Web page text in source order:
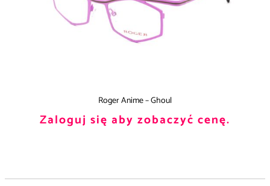
Roger Anime – Ghoul
Zaloguj się aby zobaczyć cenę.